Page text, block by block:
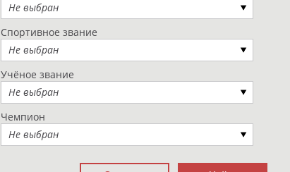
Не выбран
Спортивное звание
Не выбран
Учёное звание
Не выбран
Чемпион
Не выбран